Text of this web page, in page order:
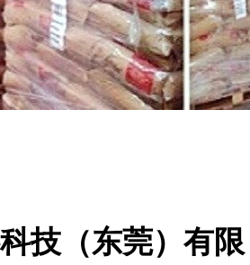
技（东莞）有限